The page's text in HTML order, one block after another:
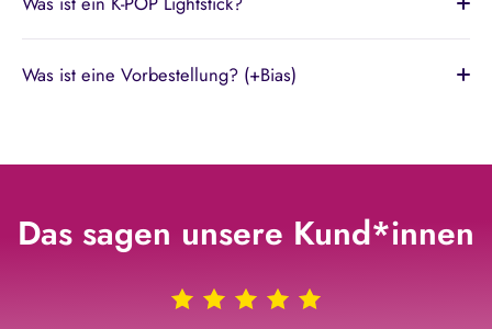
Was ist eine Vorbestellung? (+Bias)
Das sagen unsere Kund*innen